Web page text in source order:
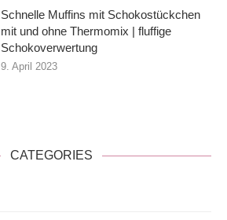
Schnelle Muffins mit Schokostückchen
mit und ohne Thermomix | fluffige
Schokoverwertung
9. April 2023
CATEGORIES